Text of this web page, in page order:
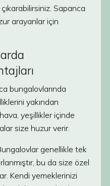
Sapanca
arayanlar için
bungalovlarında
yakından
yeşillikler içinde
size huzur verir.
genellikle tek
bu da size özel
Kendi yemeklerinizi